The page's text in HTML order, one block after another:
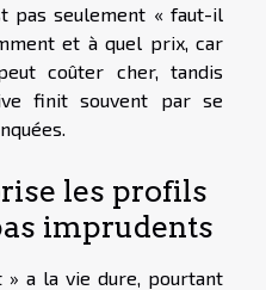
pas seulement « faut-il
et à quel prix, car
coûter cher, tandis
finit souvent par se
les profils
imprudents
» a la vie dure, pourtant